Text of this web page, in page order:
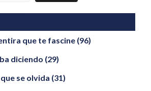
que te fascine (96)
diciendo (29)
se olvida (31)